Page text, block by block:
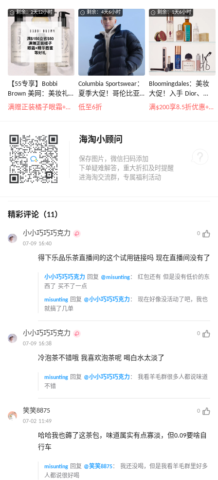
剩余：2天12小时
【55专享】Bobbi
Brown 美网：美妆礼
遇！满$150立省$50
满赠正装橘子眼霜+精华唇蜜等好礼
剩余：4天6小时
Columbia Sportswear：
夏季大促！哥伦比亚
运动热卖
低至6折
剩余：1天6小时
Bloomingdales：美妆
大促！入手 Dior、
Prada、TF 等
满$200享8.5折优惠+部分送好礼
海淘小顾问
精彩评论（11）
小小巧巧巧克力
0
07-09 16:40
得下乐品乐茶直播间的这个试用链接吗 现在直播间没有了
小小巧巧巧克力 回复 @misunting： 红包还有 但是没有低价的东
西了 买不了一点
misunting 回复 @小小巧巧巧克力 ： 现在好像没活动了吧，我也
就搞了几单
小小巧巧巧克力
0
07-09 16:38
冷泡茶不错哦 我喜欢泡茶呢 喝白水太淡了
misunting 回复 @小小巧巧巧克力 ： 我看羊毛群很多人都说味道
不错
笑笑8875
0
07-02 11:49
哈哈我也薅了这茶包，味道属实有点寡淡，但0.09要啥自
行车
misunting 回复 @笑笑8875： 我还没喝，但是我看羊毛群里好多
人都说很好喝